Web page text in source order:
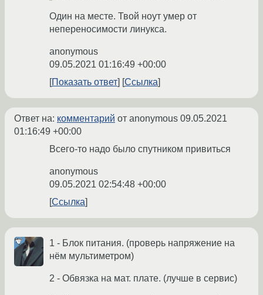
Один на месте. Твой ноут умер от
непереносимости линукса.
anonymous
09.05.2021 01:16:49 +00:00
Показать ответ
Ссылка
Ответ на: комментарий от anonymous 09.05.2021
01:16:49 +00:00
Всего-то надо было спутником привиться
anonymous
09.05.2021 02:54:48 +00:00
Ссылка
1 - Блок питания. (проверь напряжение на
нём мультиметром)
2 - Обвязка на мат. плате. (лучше в сервис)